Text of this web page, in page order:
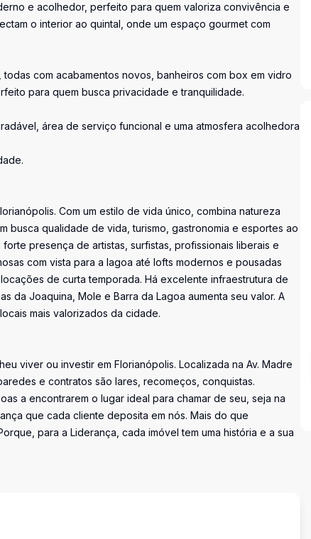
e acolhedor, perfeito para quem valoriza convivência e
o interior ao quintal, onde um espaço gourmet com
com acabamentos novos, banheiros com box em vidro
para quem busca privacidade e tranquilidade.
área de serviço funcional e uma atmosfera acolhedora
Com um estilo de vida único, combina natureza
busca qualidade de vida, turismo, gastronomia e esportes ao
presença de artistas, surfistas, profissionais liberais e
com vista para a lagoa até lofts modernos e pousadas
de curta temporada. Há excelente infraestrutura de
da Joaquina, Mole e Barra da Lagoa aumenta seu valor. A
mais valorizados da cidade.
viver ou investir em Florianópolis. Localizada na Av. Madre
e contratos são lares, recomeços, conquistas.
a encontrarem o lugar ideal para chamar de seu, seja na
que cada cliente deposita em nós. Mais do que
para a Liderança, cada imóvel tem uma história e a sua